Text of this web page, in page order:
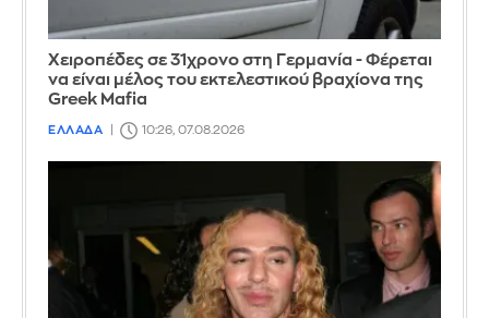
Χειροπέδες σε 31χρονο στη Γερμανία - Φέρεται
να είναι μέλος του εκτελεστικού βραχίονα της
Greek Mafia
ΕΛΛΑΔΑ 10:26, 07.08.2026